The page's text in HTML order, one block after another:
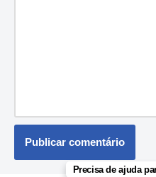
Precisa de ajuda